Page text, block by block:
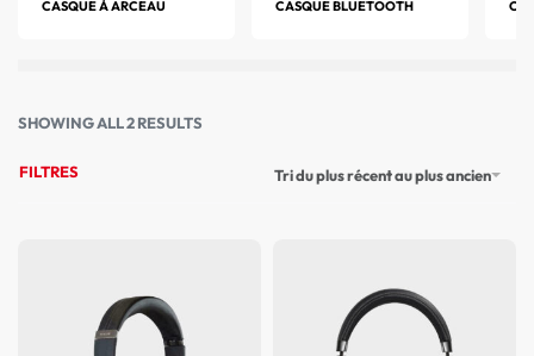
CASQUE À ARCEAU CASQUE BLUETOOTH
SHOWING ALL 2 RESULTS
Tri du plus récent au plus ancien
FILTRES